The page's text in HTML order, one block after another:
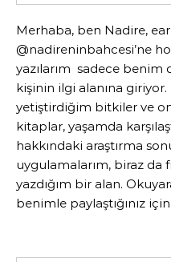
Merhaba, ben Nadire,
@nadireninbahcesi’ne
yazılarım sadece
kişinin ilgi alanına
yetiştirdiğim bitkiler ve
kitaplar, yaşamda
hakkındaki araştırma
uygulamalarım, biraz da
yazdığım bir alan.
benimle paylaştığınız